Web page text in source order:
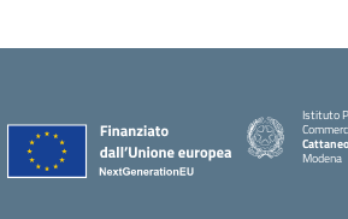
Istituto
Modena